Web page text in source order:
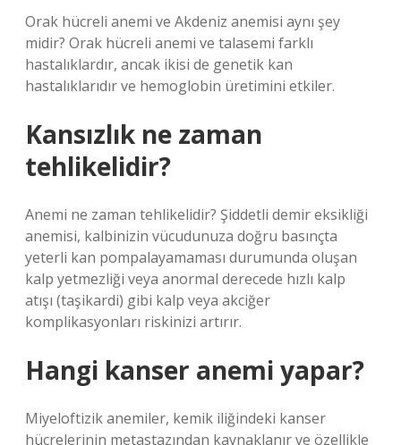
Orak hücreli anemi ve Akdeniz anemisi aynı şey
midir? Orak hücreli anemi ve talasemi farklı
hastalıklardır, ancak ikisi de genetik kan
hastalıklarıdır ve hemoglobin üretimini etkiler.
Kansızlık ne zaman
tehlikelidir?
Anemi ne zaman tehlikelidir? Şiddetli demir eksikliği
anemisi, kalbinizin vücudunuza doğru basınçta
yeterli kan pompalayamaması durumunda oluşan
kalp yetmezliği veya anormal derecede hızlı kalp
atışı (taşikardi) gibi kalp veya akciğer
komplikasyonları riskinizi artırır.
Hangi kanser anemi yapar?
Miyeloftizik anemiler, kemik iliğindeki kanser
hücrelerinin metastazından kaynaklanır ve özellikle